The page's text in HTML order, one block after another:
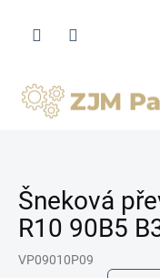
obsah
Šneková
R10 90B5
VP09010P09